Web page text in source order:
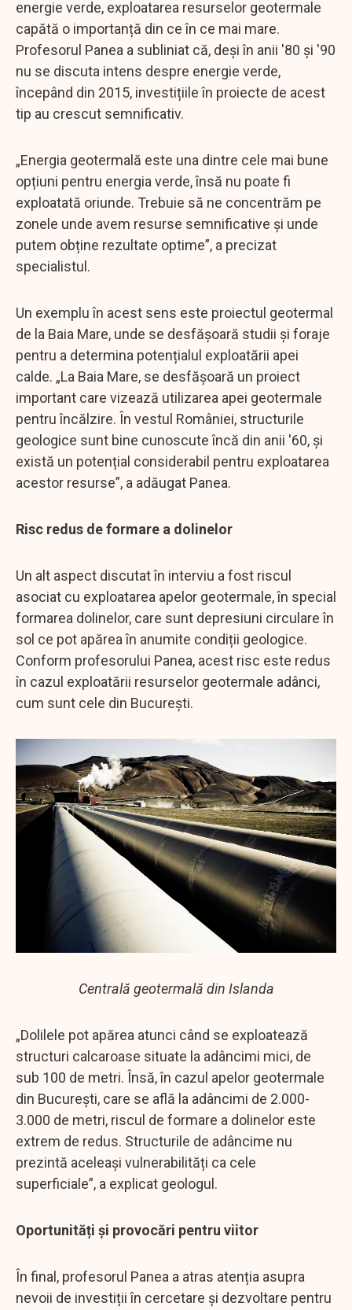
energie verde, exploatarea resurselor geotermale
capătă o importanță din ce în ce mai mare.
Profesorul Panea a subliniat că, deși în anii '80 și '90
nu se discuta intens despre energie verde,
începând din 2015, investițiile în proiecte de acest
tip au crescut semnificativ.
„Energia geotermală este una dintre cele mai bune
opțiuni pentru energia verde, însă nu poate fi
exploatată oriunde. Trebuie să ne concentrăm pe
zonele unde avem resurse semnificative și unde
putem obține rezultate optime”, a precizat
specialistul.
Un exemplu în acest sens este proiectul geotermal
de la Baia Mare, unde se desfășoară studii și foraje
pentru a determina potențialul exploatării apei
calde. „La Baia Mare, se desfășoară un proiect
important care vizează utilizarea apei geotermale
pentru încălzire. În vestul României, structurile
geologice sunt bine cunoscute încă din anii '60, și
există un potențial considerabil pentru exploatarea
acestor resurse”, a adăugat Panea.
Risc redus de formare a dolinelor
Un alt aspect discutat în interviu a fost riscul
asociat cu exploatarea apelor geotermale, în special
formarea dolinelor, care sunt depresiuni circulare în
sol ce pot apărea în anumite condiții geologice.
Conform profesorului Panea, acest risc este redus
în cazul exploatării resurselor geotermale adânci,
cum sunt cele din București.
Centrală geotermală din Islanda
„Dolilele pot apărea atunci când se exploatează
structuri calcaroase situate la adâncimi mici, de
sub 100 de metri. Însă, în cazul apelor geotermale
din București, care se află la adâncimi de 2.000-
3.000 de metri, riscul de formare a dolinelor este
extrem de redus. Structurile de adâncime nu
prezintă aceleași vulnerabilități ca cele
superficiale”, a explicat geologul.
Oportunități și provocări pentru viitor
În final, profesorul Panea a atras atenția asupra
nevoii de investiții în cercetare și dezvoltare pentru